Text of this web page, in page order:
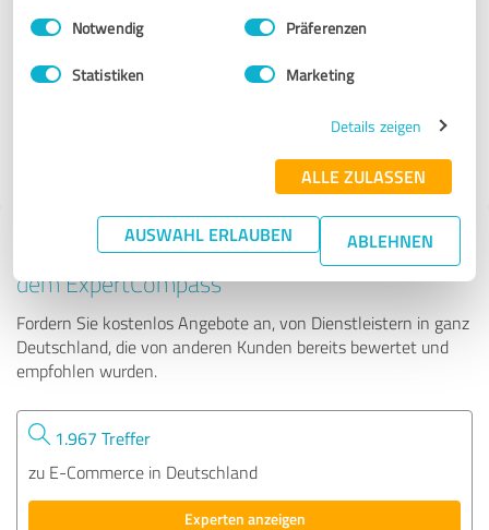
Impressum Datenschutzbestimmungen
Einwilligungsauswahl
Notwendig Präferenzen
Statistiken Marketing
Details zeigen
ALLE ZULASSEN
AUSWAHL ERLAUBEN ABLEHNEN
BESTA E-Business & Consulting
Tipp: Die passenden Experten finden - mit
dem ExpertCompass
Fordern Sie kostenlos Angebote an, von Dienstleistern in ganz
Deutschland, die von anderen Kunden bereits bewertet und
empfohlen wurden.
1.967 Treffer
zu E-Commerce in Deutschland
Experten anzeigen